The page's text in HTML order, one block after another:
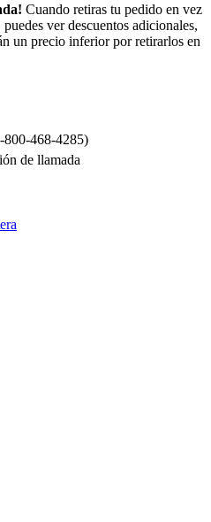
Cuando retiras tu pedido en vez
ver descuentos adicionales,
un precio inferior por retirarlos en
800-468-4285)
de llamada